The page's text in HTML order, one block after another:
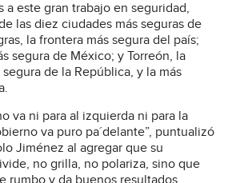
a este gran trabajo en seguridad,
las diez ciudades más seguras de
la frontera más segura del país;
segura de México; y Torreón, la
de la República, y la más
va ni para al izquierda ni para la
va puro pa´delante”, puntualizó
Jiménez al agregar que su
no grilla, no polariza, sino que